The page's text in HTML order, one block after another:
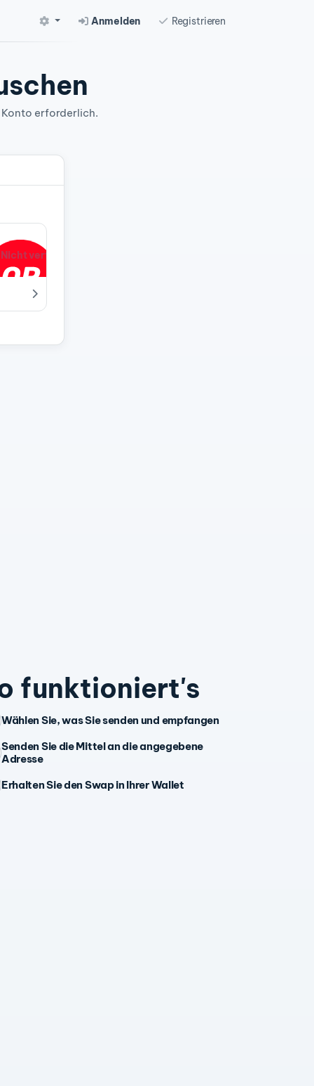
Anmelden Registrieren
erforderlich.
Nicht verfügbar
funktioniert's
Wählen Sie, was Sie senden und empfangen
Senden Sie die Mittel an die angegebene
Adresse
Erhalten Sie den Swap in Ihrer Wallet